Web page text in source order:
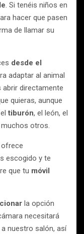
. Si tenéis niños en
hacer que pasen
de llamar su
desde el
adaptar al animal
abrir directamente
quieras, aunque
eltiburón, el león, el
muchos otros.
ofrece
escogido y te
que tu móvil
la opción
necesitará
nuestro salón, así